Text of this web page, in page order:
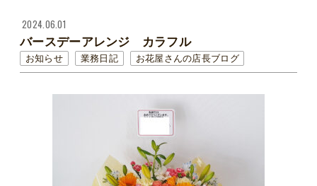
2024.06.01
バースデーアレンジ カラフル
お知らせ 業務日記 お花屋さんの店長ブログ